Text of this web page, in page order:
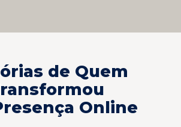
de Quem
Online